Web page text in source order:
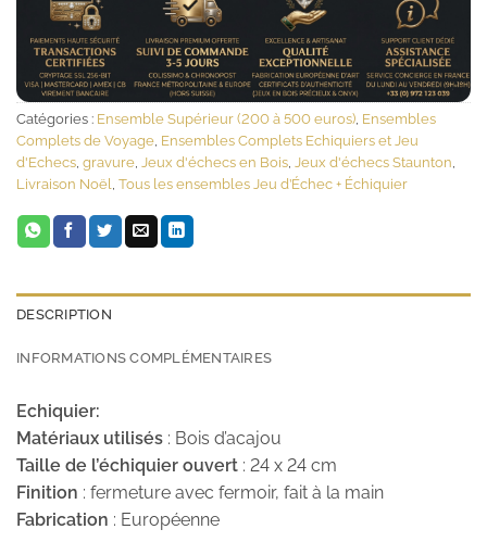
Catégories : Ensemble Supérieur (200 à 500 euros) Ensembles
Complets de Voyage Ensembles Complets Echiquiers et Jeu
d'Echecs gravure Jeux d'échecs en Bois Jeux d'échecs Staunton
Livraison Noël
Tous les ensembles Jeu d’Échec + Échiquier
DESCRIPTION
INFORMATIONS COMPLÉMENTAIRES
Echiquier:
Matériaux utilisés : Bois d’acajou
Taille de l’échiquier ouvert : 24 x 24 cm
Finition : fermeture avec fermoir, fait à la main
Fabrication : Européenne